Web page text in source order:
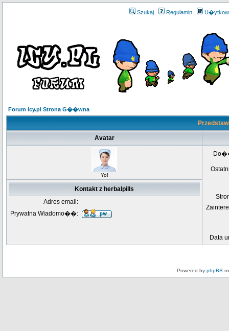
Szukaj Regulamin
Forum Icy.pl Strona G��wna
Avatar
Yo!
Data
Kontakt z herbalpills
Adres email:
Prywatna Wiadomo��:
Powered by phpBB